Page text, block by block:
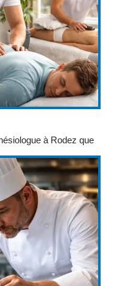
à Rodez que